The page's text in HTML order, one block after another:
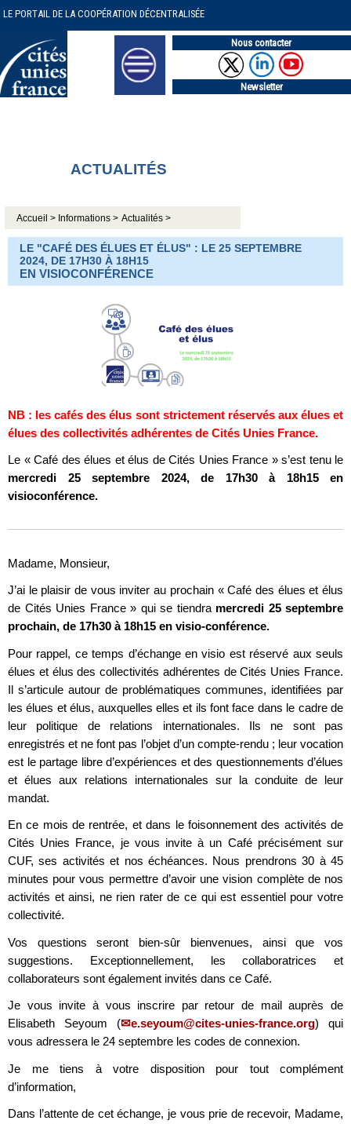
LE PORTAIL DE LA COOPÉRATION DÉCENTRALISÉE
Nous contacter
Newsletter
ACTUALITÉS
Accueil > Informations > Actualités >
LE "CAFÉ DES ÉLUES ET ÉLUS" : LE 25 SEPTEMBRE
2024, DE 17H30 À 18H15
EN VISIOCONFÉRENCE
NB : les cafés des élus sont strictement réservés aux élues et
élues des collectivités adhérentes de Cités Unies France.
Le « Café des élues et élus de Cités Unies France » s’est tenu le
mercredi 25 septembre 2024, de 17h30 à 18h15 en
visioconférence.
Madame, Monsieur,
J’ai le plaisir de vous inviter au prochain « Café des élues et élus
de Cités Unies France » qui se tiendra mercredi 25 septembre
prochain, de 17h30 à 18h15 en visio-conférence.
Pour rappel, ce temps d’échange en visio est réservé aux seuls
élues et élus des collectivités adhérentes de Cités Unies France.
Il s’articule autour de problématiques communes, identifiées par
les élues et élus, auxquelles elles et ils font face dans le cadre de
leur politique de relations internationales. Ils ne sont pas
enregistrés et ne font pas l’objet d’un compte-rendu ; leur vocation
est le partage libre d’expériences et des questionnements d’élues
et élues aux relations internationales sur la conduite de leur
mandat.
En ce mois de rentrée, et dans le foisonnement des activités de
Cités Unies France, je vous invite à un Café précisément sur
CUF, ses activités et nos échéances. Nous prendrons 30 à 45
minutes pour vous permettre d’avoir une vision complète de nos
activités et ainsi, ne rien rater de ce qui est essentiel pour votre
collectivité.
Vos questions seront bien-sûr bienvenues, ainsi que vos
suggestions. Exceptionnellement, les collaboratrices et
collaborateurs sont également invités dans ce Café.
Je vous invite à vous inscrire par retour de mail auprès de
Elisabeth Seyoum (
e.seyoum@cites-unies-france.org) qui
vous adressera le 24 septembre les codes de connexion.
Je me tiens à votre disposition pour tout complément
d’information,
Dans l’attente de cet échange, je vous prie de recevoir, Madame,